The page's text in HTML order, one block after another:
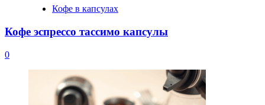
Кофе в капсулах
Кофе эспрессо тассимо капсулы
0